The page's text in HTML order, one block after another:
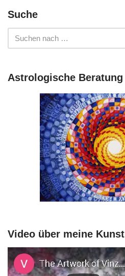
Suche
Astrologische Beratung
Video über meine Kunst